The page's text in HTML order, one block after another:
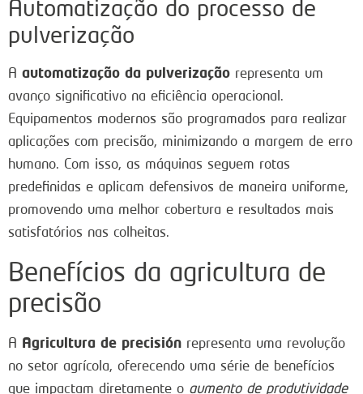
Automatização do processo de
pulverização
A automatização da pulverização representa um
avanço significativo na eficiência operacional.
Equipamentos modernos são programados para realizar
aplicações com precisão, minimizando a margem de erro
humano. Com isso, as máquinas seguem rotas
predefinidas e aplicam defensivos de maneira uniforme,
promovendo uma melhor cobertura e resultados mais
satisfatórios nas colheitas.
Benefícios da agricultura de
precisão
A Agricultura de precisión representa uma revolução
no setor agrícola, oferecendo uma série de benefícios
que impactam diretamente o aumento de produtividade